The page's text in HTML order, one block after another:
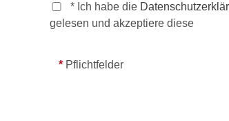
* Ich habe die
gelesen und akzeptiere diese
* Pflichtfelder